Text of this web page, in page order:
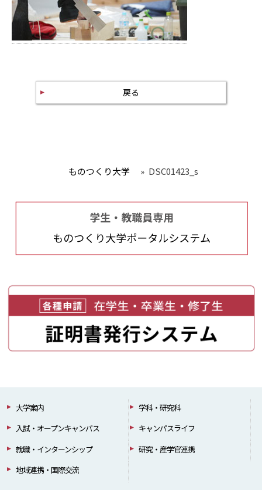
戻る
ものつくり大学 » DSC01423_s
大学案内
学科・研究科
入試・オープンキャンパス
キャンパスライフ
就職・インターンシップ
研究・産学官連携
地域連携・国際交流